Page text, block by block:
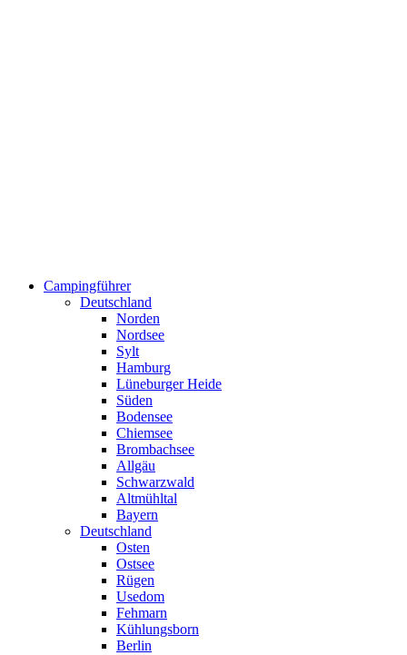
Campingführer
Deutschland
Norden
Nordsee
Sylt
Hamburg
Lüneburger Heide
Süden
Bodensee
Chiemsee
Brombachsee
Allgäu
Schwarzwald
Altmühltal
Bayern
Deutschland
Osten
Ostsee
Rügen
Usedom
Fehmarn
Kühlungsborn
Berlin